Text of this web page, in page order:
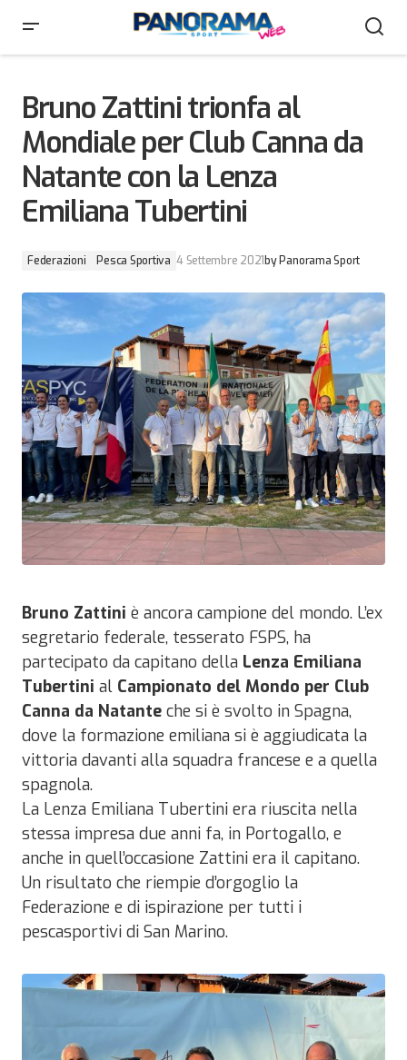
Bruno Zattini trionfa al
Mondiale per Club Canna da
Natante con la Lenza
Emiliana Tubertini
Federazioni Pesca Sportiva 4 Settembre 2021 by Panorama Sport
Bruno Zattini è ancora campione del mondo. L’ex
segretario federale, tesserato FSPS, ha
partecipato da capitano della Lenza Emiliana
Tubertini al Campionato del Mondo per Club
Canna da Natante che si è svolto in Spagna,
dove la formazione emiliana si è aggiudicata la
vittoria davanti alla squadra francese e a quella
spagnola.
La Lenza Emiliana Tubertini era riuscita nella
stessa impresa due anni fa, in Portogallo, e
anche in quell’occasione Zattini era il capitano.
Un risultato che riempie d’orgoglio la
Federazione e di ispirazione per tutti i
pescasportivi di San Marino.